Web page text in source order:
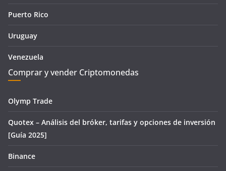
Puerto Rico
Uruguay
Venezuela
Comprar y vender Criptomonedas
Olymp Trade
Quotex – Análisis del bróker, tarifas y opciones de inversión
[Guía 2025]
Binance